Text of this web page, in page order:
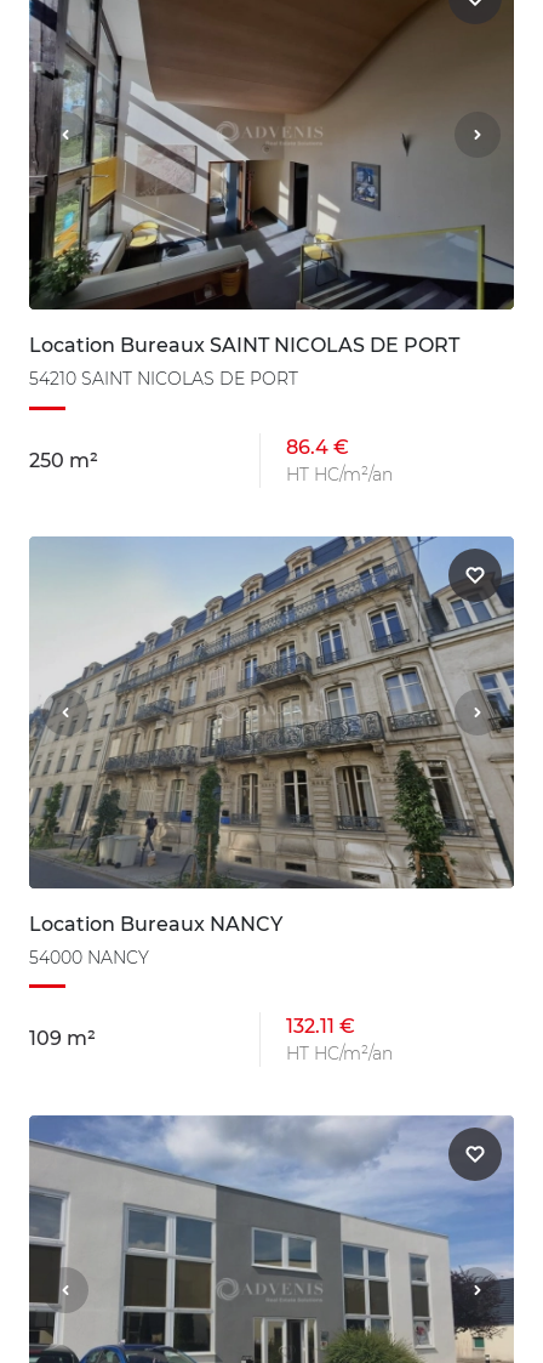
Location Bureaux SAINT NICOLAS DE PORT
54210 SAINT NICOLAS DE PORT
250 m²
86.4 €
HT HC/m²/an
Location Bureaux NANCY
54000 NANCY
109 m²
132.11 €
HT HC/m²/an